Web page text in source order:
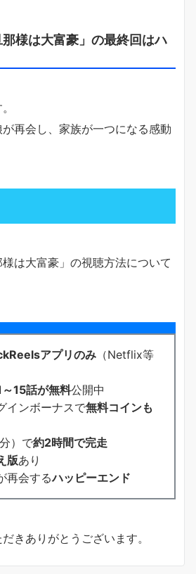
那様は大富豪」の最終回はハ
再会し、家族が一つになる感動
様は大富豪」の視聴方法について
アプリのみ （Netflix等
～15話が無料公開中
インボーナスで無料コインも
）で約2時間で完走
版あり
再会するハッピーエンド
きありがとうございます。